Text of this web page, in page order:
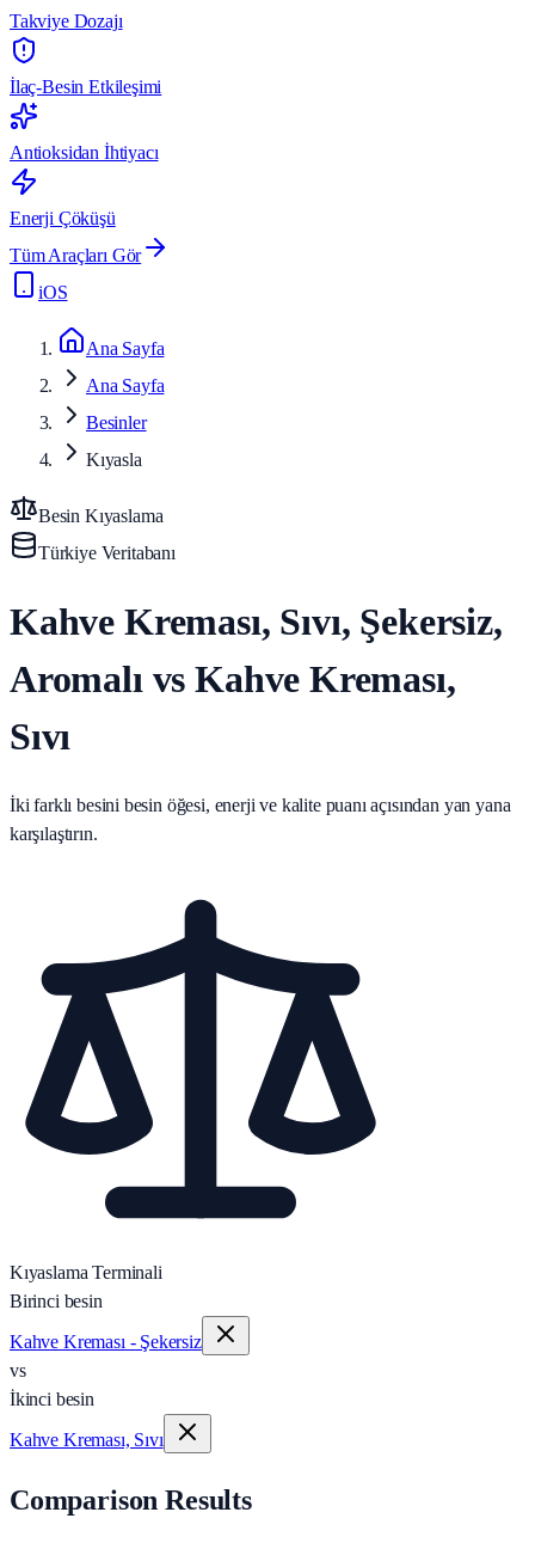
Takviye Dozajı
İlaç-Besin Etkileşimi
Antioksidan İhtiyacı
Enerji Çöküşü
Tüm Araçları Gör
iOS
Ana Sayfa
Ana Sayfa
Besinler
Kıyasla
Besin Kıyaslama
Türkiye Veritabanı
Kahve Kreması, Sıvı, Şekersiz,
Aromalı vs Kahve Kreması,
Sıvı
İki farklı besini besin öğesi, enerji ve kalite puanı açısından yan yana
karşılaştırın.
Kıyaslama Terminali
Birinci besin
Kahve Kreması - Şekersiz
vs
İkinci besin
Kahve Kreması, Sıvı
Comparison Results